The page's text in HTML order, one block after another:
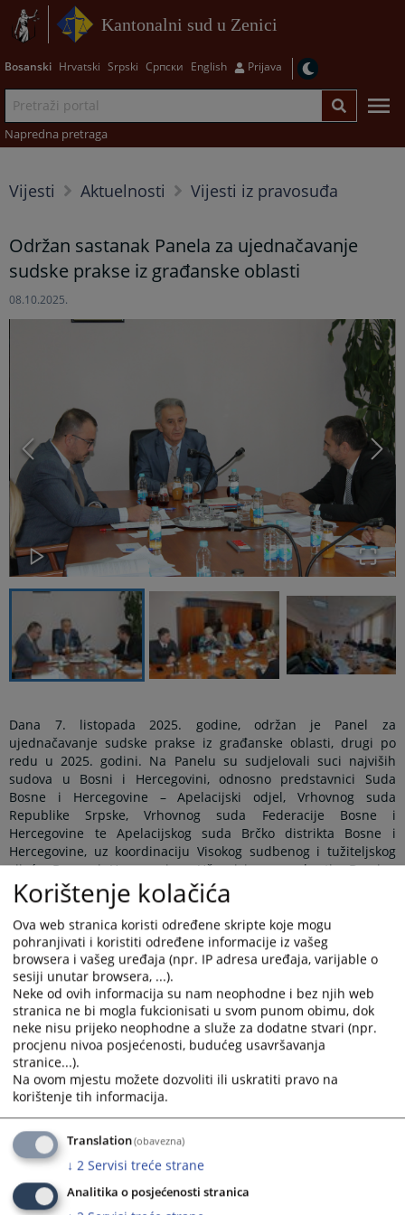
Kantonalni sud u Zenici
Bosanski Hrvatski Srpski Српски English Prijava
Napredna pretraga
Vijesti Aktuelnosti Vijesti iz pravosuđa
Održan sastanak Panela za ujednačavanje
sudske prakse iz građanske oblasti
08.10.2025.
Dana 7. listopada 2025. godine, održan je Panel za
ujednačavanje sudske prakse iz građanske oblasti, drugi po
redu u 2025. godini. Na Panelu su sudjelovali suci najviših
sudova u Bosni i Hercegovini, odnosno predstavnici Suda
Bosne i Hercegovine – Apelacijski odjel, Vrhovnog suda
Republike Srpske, Vrhovnog suda Federacije Bosne i
Hercegovine te Apelacijskog suda Brčko distrikta Bosne i
Hercegovine, uz koordinaciju Visokog sudbenog i tužiteljskog
vijeća Bosne i Hercegovine. Učesnicima se obratio Damjan
Kaurinović, predsjednik Apelacijskog suda Brčko distrikta BiH
kao suda domaćina ovog sastanka, te naglasio značaj Panela
kao mehanizma za ujednačavanje sudske prakse na nivou
države, a radi osiguranja pravne sigurnosti i jednakosti pred
zakonom građana Bosne i Hercegovine.
Na sastanku je usvojen zapisnik sa prethodnog sastanka
Panela iz građanske oblasti koji je održan 10.6.2025. godine u
Vrhovnom sudu Republike Srpske, kada su diskutirane teme:
„Da li se radi o otklonjivom ili neotklonjivom nedostatku u
situaciji kada je označeni tuženi umro prije podnošenja tužbe“,
„Trasirana i sopstvena mjenica (Valjanost sopstvene mjenice
izdate na blanketu trasirane mjenice)“ i „Elementi mjenice i
pravna valjanost mjenice“. Povodom ovih tema usuglašena su
pravna shvaćanja koja su verificirana unutar Panel sudova.
Sukladno Pravilima o radu Panela, shvaćanja će biti objavljena
na znanje ne samo pravosudnoj zajednici, nego i široj javnosti,
nakon što se obrazloženja pravnih shvaćanja pripreme i
verificiraju od strane Panel sudova.
Korištenje kolačića
Ova web stranica koristi određene skripte koje mogu
pohranjivati i koristiti određene informacije iz vašeg
browsera i vašeg uređaja (npr. IP adresa uređaja, varijable o
sesiji unutar browsera, ...).
Neke od ovih informacija su nam neophodne i bez njih web
stranica ne bi mogla fukcionisati u svom punom obimu, dok
neke nisu prijeko neophodne a služe za dodatne stvari (npr.
procjenu nivoa posjećenosti, budućeg usavršavanja
stranice...).
Na ovom mjestu možete dozvoliti ili uskratiti pravo na
korištenje tih informacija.
Translation(obavezna)
↓ 2 Servisi treće strane
Analitika o posjećenosti stranica